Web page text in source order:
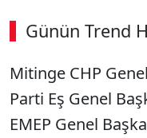
Günün Trend
Mitinge CHP
Parti Eş Genel
EMEP Genel